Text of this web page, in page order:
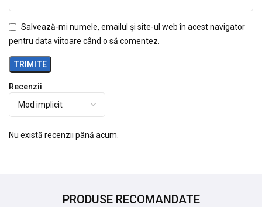
Recenzii
Nu există recenzii până acum.
Salvează-mi numele, emailul și site-ul web în acest navigator
pentru data viitoare când o să comentez.
PRODUSE RECOMANDATE